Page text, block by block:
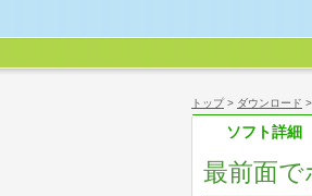
トップ> ダウンロード >
ソフト詳細
最前面で